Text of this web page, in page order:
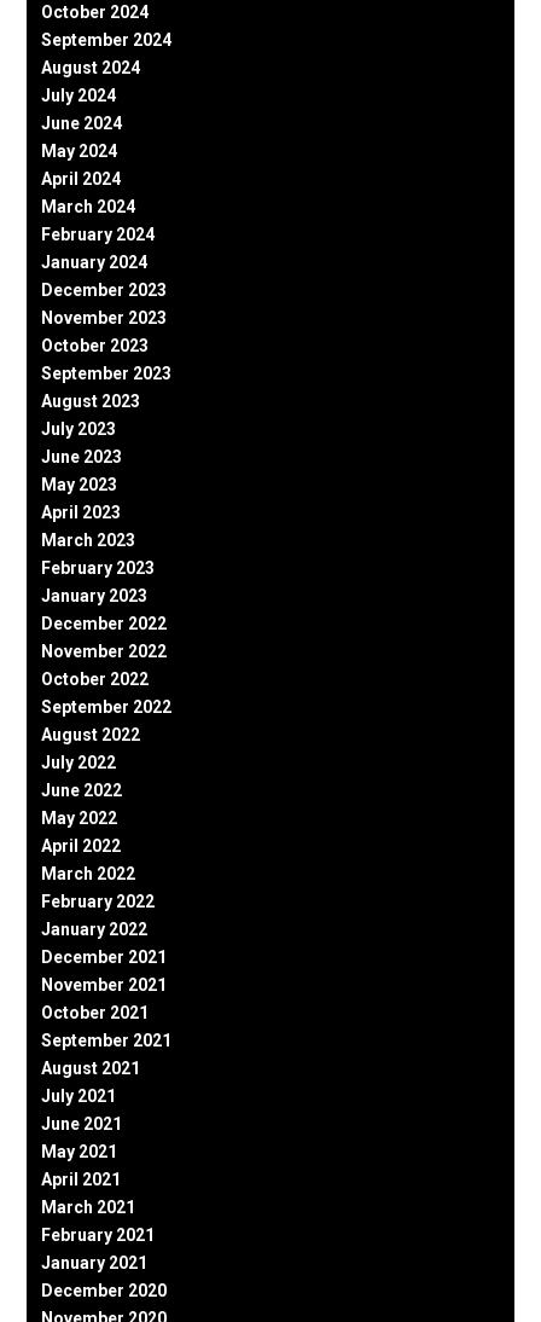
October 2024
September 2024
August 2024
July 2024
June 2024
May 2024
April 2024
March 2024
February 2024
January 2024
December 2023
November 2023
October 2023
September 2023
August 2023
July 2023
June 2023
May 2023
April 2023
March 2023
February 2023
January 2023
December 2022
November 2022
October 2022
September 2022
August 2022
July 2022
June 2022
May 2022
April 2022
March 2022
February 2022
January 2022
December 2021
November 2021
October 2021
September 2021
August 2021
July 2021
June 2021
May 2021
April 2021
March 2021
February 2021
January 2021
December 2020
November 2020